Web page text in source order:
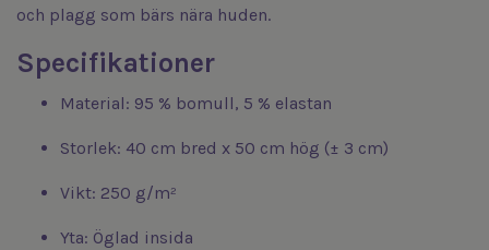
och plagg som bärs nära huden.
Specifikationer
Material: 95 % bomull, 5 % elastan
Storlek: 40 cm bred x 50 cm hög (± 3 cm)
Vikt: 250 g/m²
Yta: Öglad insida